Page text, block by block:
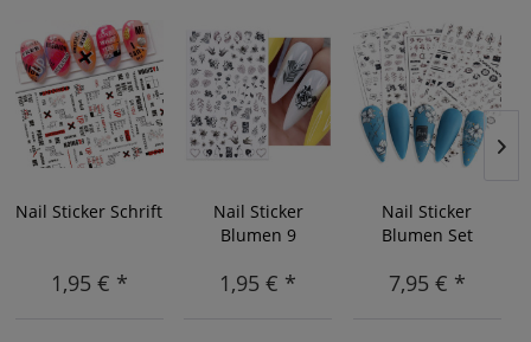
Nail Sticker Schrift
1,95 € *
Nail Sticker
Blumen 9
1,95 € *
Nail Sticker
Blumen Set
7,95 € *